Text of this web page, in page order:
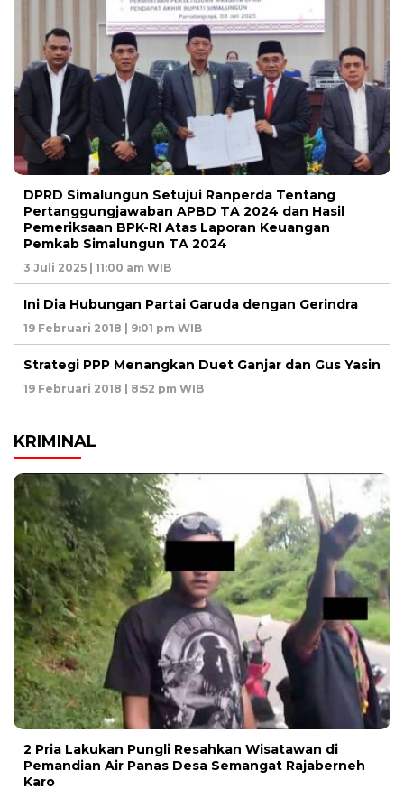
DPRD Simalungun Setujui Ranperda Tentang
Pertanggungjawaban APBD TA 2024 dan Hasil
Pemeriksaan BPK-RI Atas Laporan Keuangan
Pemkab Simalungun TA 2024
3 Juli 2025 | 11:00 am WIB
Ini Dia Hubungan Partai Garuda dengan Gerindra
19 Februari 2018 | 9:01 pm WIB
Strategi PPP Menangkan Duet Ganjar dan Gus Yasin
19 Februari 2018 | 8:52 pm WIB
KRIMINAL
2 Pria Lakukan Pungli Resahkan Wisatawan di
Pemandian Air Panas Desa Semangat Rajaberneh
Karo